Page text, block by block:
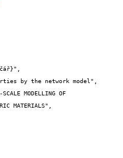
MATERIALS",